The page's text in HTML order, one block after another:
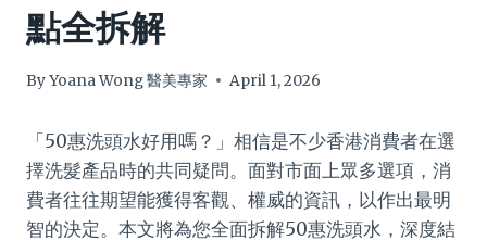
點全拆解
ByYoana Wong 醫美專家 April 1, 2026
「50惠洗頭水好用嗎？」相信是不少香港消費者在選
擇洗髮產品時的共同疑問。面對市面上眾多選項，消
費者往往期望能獲得客觀、權威的資訊，以作出最明
智的決定。本文將為您全面拆解50惠洗頭水，深度結